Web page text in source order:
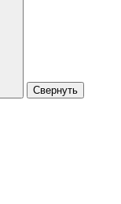
Свернуть